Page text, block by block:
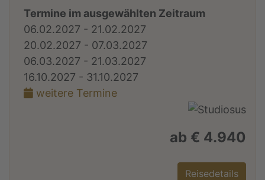
Termine im ausgewählten Zeitraum
06.02.2027 - 21.02.2027
20.02.2027 - 07.03.2027
06.03.2027 - 21.03.2027
16.10.2027 - 31.10.2027
weitere Termine
ab € 4.940
Reisedetails